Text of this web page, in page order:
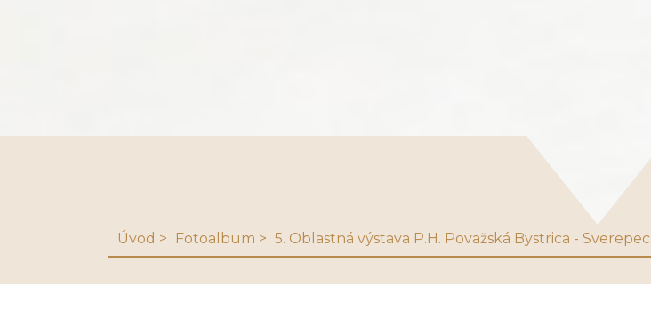
Úvod Fotoalbum 5. Oblastná výstava P.H. Považská Bystrica - Sverepec